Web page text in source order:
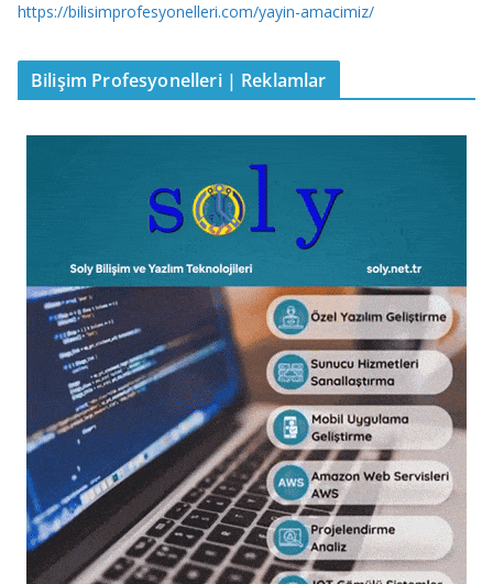
https://bilisimprofesyonelleri.com/yayin-amacimiz/
Bilişim Profesyonelleri | Reklamlar